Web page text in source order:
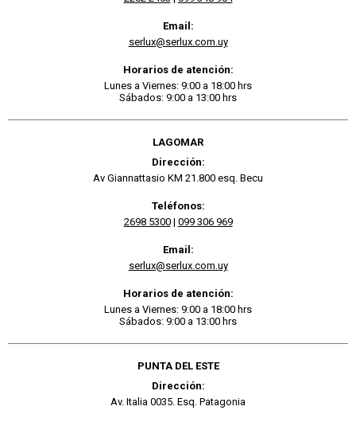
Email:
serlux@serlux.com.uy
Horarios de atención:
Lunes a Viernes: 9:00 a 18:00 hrs
Sábados: 9:00 a 13:00 hrs
LAGOMAR
Dirección:
Av Giannattasio KM 21.800 esq. Becu
Teléfonos:
2698 5300| 099 306 969
Email:
serlux@serlux.com.uy
Horarios de atención:
Lunes a Viernes: 9:00 a 18:00 hrs
Sábados: 9:00 a 13:00 hrs
PUNTA DEL ESTE
Dirección:
Av. Italia 0035. Esq. Patagonia